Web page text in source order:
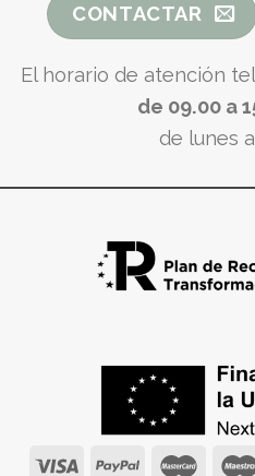
CONTACTAR
El horario de atención
de 09.00 a
de lunes